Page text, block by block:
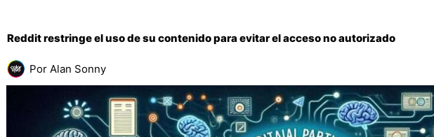
Reddit restringe el uso de su contenido para evitar el acceso no autorizado
Por Alan Sonny